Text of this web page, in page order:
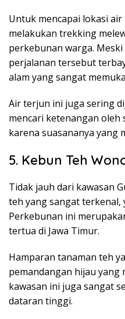
Untuk mencapai lokasi
melakukan trekking
perkebunan warga.
perjalanan tersebut
alam yang sangat
Air terjun ini juga sering
mencari ketenangan
karena suasananya yang
5. Kebun Teh
Tidak jauh dari kawasan
teh yang sangat terkenal,
Perkebunan ini
tertua di Jawa Timur.
Hamparan tanaman teh
pemandangan hijau yang
kawasan ini juga sangat
dataran tinggi.